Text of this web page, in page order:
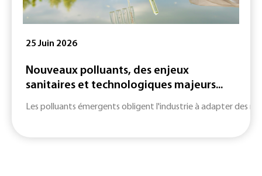
25 Juin 2026
Nouveaux polluants, des enjeux
sanitaires et technologiques majeurs...
Les polluants émergents obligent l'industrie à adapter des